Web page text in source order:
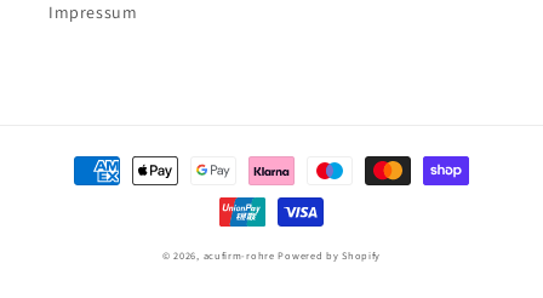
Impressum
Zahlungsmethoden
© 2026, acufirm-rohre Powered by Shopify